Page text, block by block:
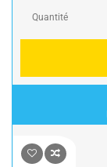
Quantité